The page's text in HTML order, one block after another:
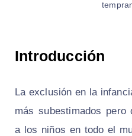
Introducción
La exclusión en la
más subestimados pero
a los niños en todo el